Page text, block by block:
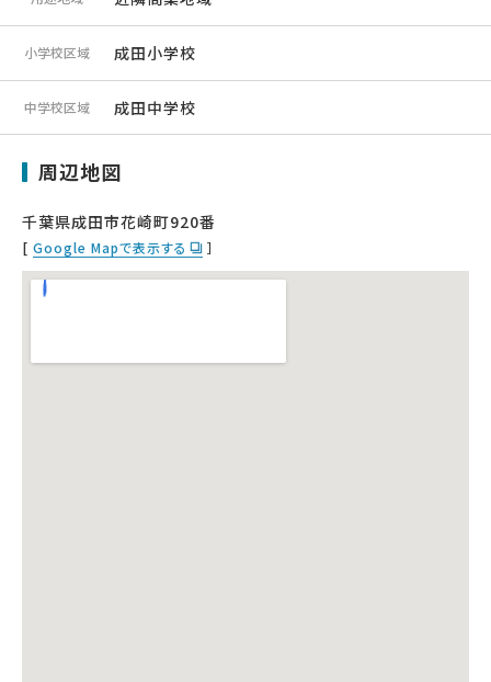
小学校区域 成田小学校
中学校区域 成田中学校
周辺地図
千葉県成田市花崎町920番
[ Google Mapで表示する ］